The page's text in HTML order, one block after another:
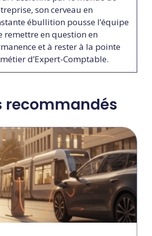
son cerveau en
ébullition pousse l’équipe
remettre en question en
et à rester à la pointe
d’Expert-Comptable.
recommandés